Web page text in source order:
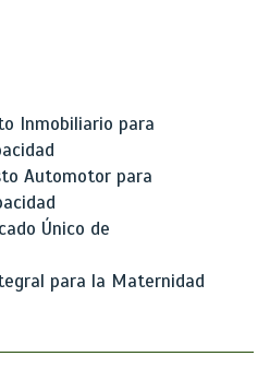
Inmobiliario para
Automotor para
Único de
para la Maternidad